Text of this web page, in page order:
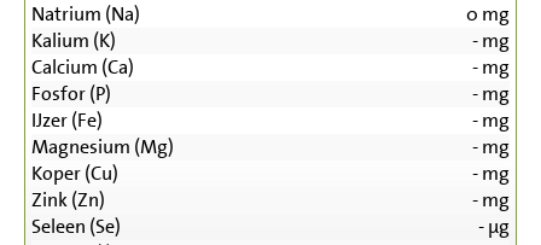
Natrium (Na) 0 mg
Kalium (K)
-mg
Calcium (Ca)
-mg
Fosfor (P)
-mg
IJzer (Fe)
-mg
Magnesium (Mg)
-mg
Koper (Cu)
-mg
Zink (Zn)
-mg
Seleen (Se)
-µg